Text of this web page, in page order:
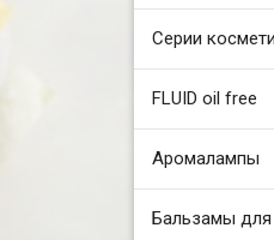
Серии
FLUID oil free
Аромалампы
Бальзамы для